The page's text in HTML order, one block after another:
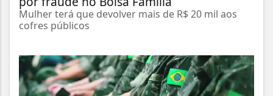
Mulher terá que devolver mais de R$ 20 mil aos
cofres públicos